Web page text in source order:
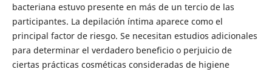
bacteriana estuvo presente en más de un tercio de las
participantes. La depilación íntima aparece como el
principal factor de riesgo. Se necesitan estudios adicionales
para determinar el verdadero beneficio o perjuicio de
ciertas prácticas cosméticas consideradas de higiene